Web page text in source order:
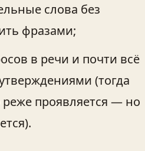
слова без
фразами;
в речи и почти всё
(тогда
проявляется — но